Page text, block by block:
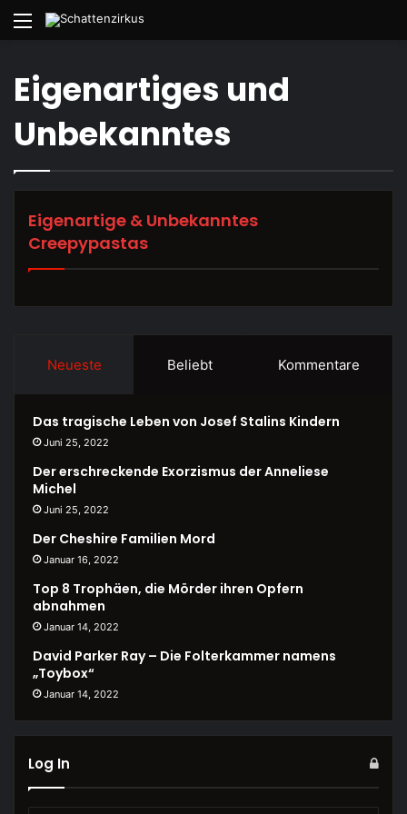
Menü
Eigenartiges und
Unbekanntes
Eigenartige & Unbekanntes
Creepypastas
Neueste Beliebt Kommentare
Das tragische Leben von Josef Stalins Kindern
Juni 25, 2022
Der erschreckende Exorzismus der Anneliese
Michel
Juni 25, 2022
Der Cheshire Familien Mord
Januar 16, 2022
Top 8 Trophäen, die Mörder ihren Opfern
abnahmen
Januar 14, 2022
David Parker Ray – Die Folterkammer namens
„Toybox“
Januar 14, 2022
Log In